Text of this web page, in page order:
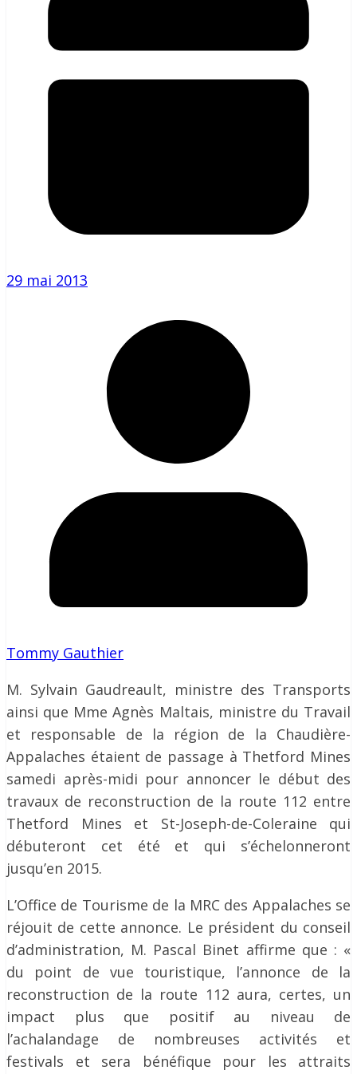
29 mai 2013
Tommy Gauthier
M. Sylvain Gaudreault, ministre des Transports
ainsi que Mme Agnès Maltais, ministre du Travail
et responsable de la région de la Chaudière-
Appalaches étaient de passage à Thetford Mines
samedi après-midi pour annoncer le début des
travaux de reconstruction de la route 112 entre
Thetford Mines et St-Joseph-de-Coleraine qui
débuteront cet été et qui s’échelonneront
jusqu’en 2015.
L’Office de Tourisme de la MRC des Appalaches se
réjouit de cette annonce. Le président du conseil
d’administration, M. Pascal Binet affirme que : «
du point de vue touristique, l’annonce de la
reconstruction de la route 112 aura, certes, un
impact plus que positif au niveau de
l’achalandage de nombreuses activités et
festivals et sera bénéfique pour les attraits